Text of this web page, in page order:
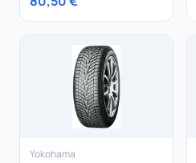
Yokohama